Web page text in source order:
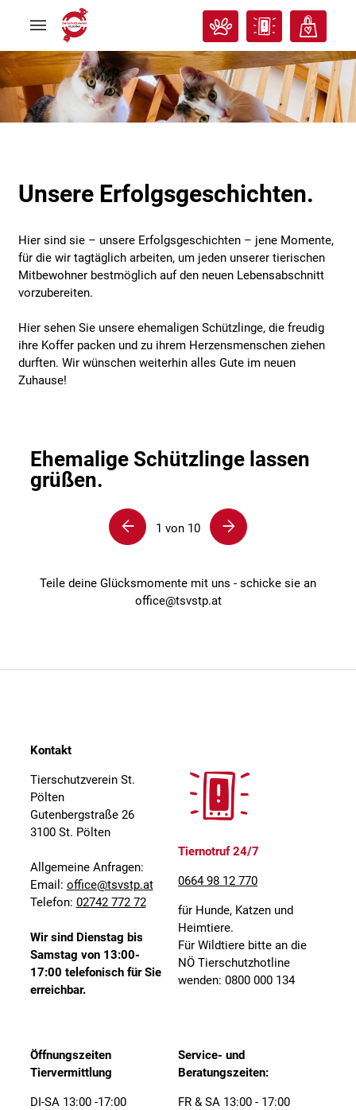
Rund
ums
Tier
Tierisches
Klassenzimmer
Über
uns
Rund
ums
Tier
Tierisches
Klassenzimmer
Über
uns
Unsere Erfolgsgeschichten.
Hier sind sie – unsere Erfolgsgeschichten – jene Momente,
für die wir tagtäglich arbeiten, um jeden unserer tierischen
Mitbewohner bestmöglich auf den neuen Lebensabschnitt
vorzubereiten.
Hier sehen Sie unsere ehemaligen Schützlinge, die freudig
ihre Koffer packen und zu ihrem Herzensmenschen ziehen
durften. Wir wünschen weiterhin alles Gute im neuen
Zuhause!
Ehemalige Schützlinge lassen
grüßen.
1 von 10
Teile deine Glücksmomente mit uns - schicke sie an
office@tsvstp.at
Kontakt
Tierschutzverein St.
Pölten
Gutenbergstraße 26
3100 St. Pölten
Allgemeine Anfragen:
Email: office@tsvstp.at
Telefon: 02742 772 72
Wir sind Dienstag bis
Samstag von 13:00-
17:00 telefonisch für Sie
erreichbar.
Tiernotruf 24/7
0664 98 12 770
für Hunde, Katzen und
Heimtiere.
Für Wildtiere bitte an die
NÖ Tierschutzhotline
wenden: 0800 000 134
Öffnungszeiten
Tiervermittlung
DI-SA 13:00 -17:00
Service- und
Beratungszeiten:
FR & SA 13:00 - 17:00